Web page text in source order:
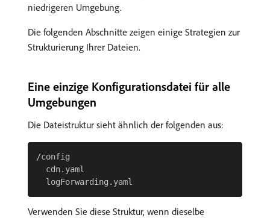
niedrigeren Umgebung.
Die folgenden Abschnitte zeigen einige Strategien zur
Strukturierung Ihrer Dateien.
Eine einzige Konfigurationsdatei für alle
Umgebungen
Die Dateistruktur sieht ähnlich der folgenden aus:
/config
  cdn.yaml
Verwenden Sie diese Struktur, wenn dieselbe